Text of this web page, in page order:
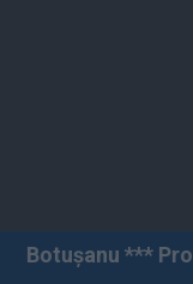
Produse